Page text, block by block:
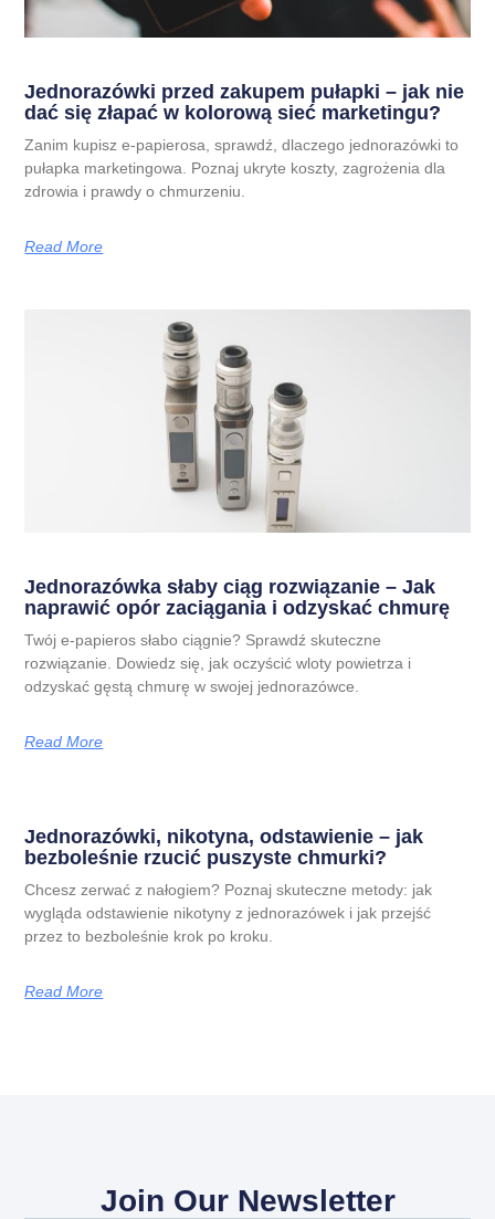
Jednorazówki przed zakupem pułapki – jak nie
dać się złapać w kolorową sieć marketingu?
Zanim kupisz e-papierosa, sprawdź, dlaczego jednorazówki to
pułapka marketingowa. Poznaj ukryte koszty, zagrożenia dla
zdrowia i prawdy o chmurzeniu.
Read More
Jednorazówka słaby ciąg rozwiązanie – Jak
naprawić opór zaciągania i odzyskać chmurę
Twój e-papieros słabo ciągnie? Sprawdź skuteczne
rozwiązanie. Dowiedz się, jak oczyścić wloty powietrza i
odzyskać gęstą chmurę w swojej jednorazówce.
Read More
Jednorazówki, nikotyna, odstawienie – jak
bezboleśnie rzucić puszyste chmurki?
Chcesz zerwać z nałogiem? Poznaj skuteczne metody: jak
wygląda odstawienie nikotyny z jednorazówek i jak przejść
przez to bezboleśnie krok po kroku.
Read More
Join Our Newsletter